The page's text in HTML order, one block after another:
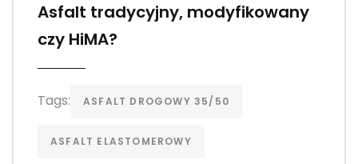
Asfalt tradycyjny, modyfikowany
czy HiMA?
Tags: ASFALT DROGOWY 35/50
ASFALT ELASTOMEROWY